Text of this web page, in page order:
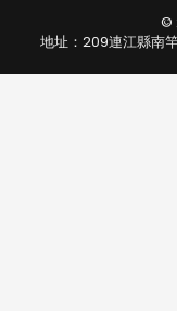
©
地址：209連江縣南